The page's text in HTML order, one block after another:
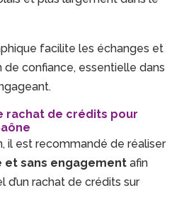
facilite les échanges et
de confiance, essentielle dans
rachat de crédits pour
il est recommandé de réaliser
sans engagement afin
d’un rachat de crédits sur